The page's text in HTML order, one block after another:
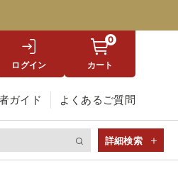
ログイン カート
0
ガイド よくあるご質問
詳細検索